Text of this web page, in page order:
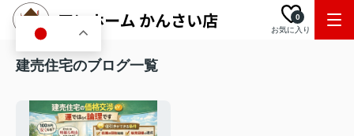
お気に入り
0
建売住宅のブログ一覧